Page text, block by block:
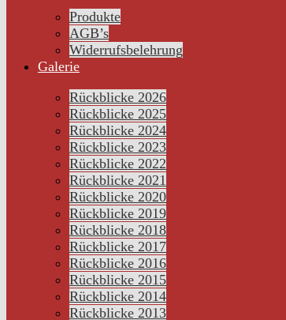
Produkte
AGB’s
Widerrufsbelehrung
Galerie
Rückblicke 2026
Rückblicke 2025
Rückblicke 2024
Rückblicke 2023
Rückblicke 2022
Rückblicke 2021
Rückblicke 2020
Rückblicke 2019
Rückblicke 2018
Rückblicke 2017
Rückblicke 2016
Rückblicke 2015
Rückblicke 2014
Rückblicke 2013